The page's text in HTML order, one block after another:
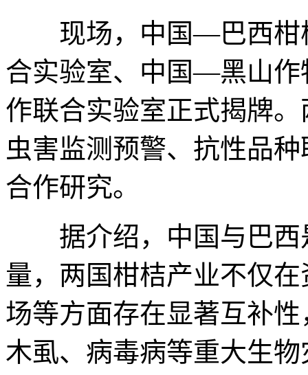
现场，中国—巴西柑
合实验室、中国—黑山作
作联合实验室正式揭牌
虫害监测预警、抗性品
合作研究。
据介绍，中国与巴西
量，两国柑桔产业不仅
场等方面存在显著互补
木虱、病毒病等重大生